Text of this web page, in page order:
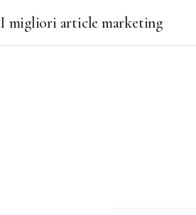
I migliori article marketing